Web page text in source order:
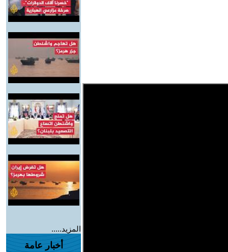
المزيد.....
أخبار عامة